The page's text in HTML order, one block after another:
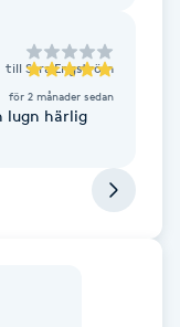
till Sara Engström
för 2 månader sedan
lugn härlig